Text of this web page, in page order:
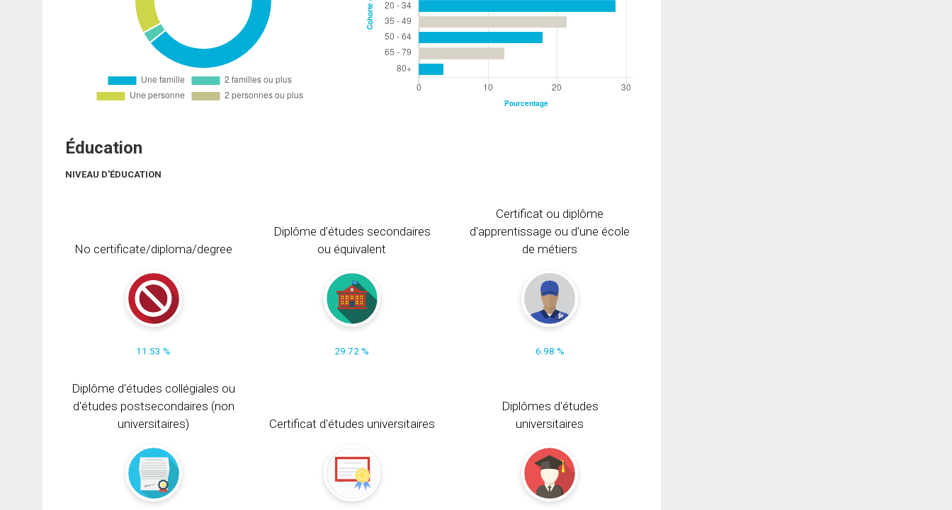
Éducation
NIVEAU D'ÉDUCATION
No certificate/diploma/degree
11.53 %
Diplôme d'études secondaires
ou équivalent
29.72 %
Certificat ou diplôme
d'apprentissage ou d'une école
de métiers
6.98 %
Diplôme d'études collégiales ou
d'études postsecondaires (non
universitaires)
Certificat d'études universitaires
Diplômes d'études
universitaires